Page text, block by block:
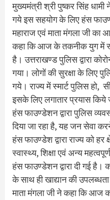
मुख्यमंत्री श्री पुष्कर सिंह
गये इस सहयोग के लिए हंस
महाराज एवं माता मंगला जी का
कहा कि आज के तकनीक युग में
है। उत्तराखण्ड पुलिस द्वारा
गया। लोगों की सुरक्षा के लिए
गये। राज्य में स्मार्ट पुलिस हो,
इसके लिए लगातार प्रयास
हंस फाउण्डेशन द्वारा पुलिस
दिया जा रहा है, यह जन सेवा
हंस फाउण्डेश द्वारा राज्य को हर
स्वास्थ्य, शिक्षा एवं अन्य
हंस फाउण्डेशन द्वारा दी गई है।
के साथ ही खाद्यान की
माता मंगला जी ने कहा कि आज